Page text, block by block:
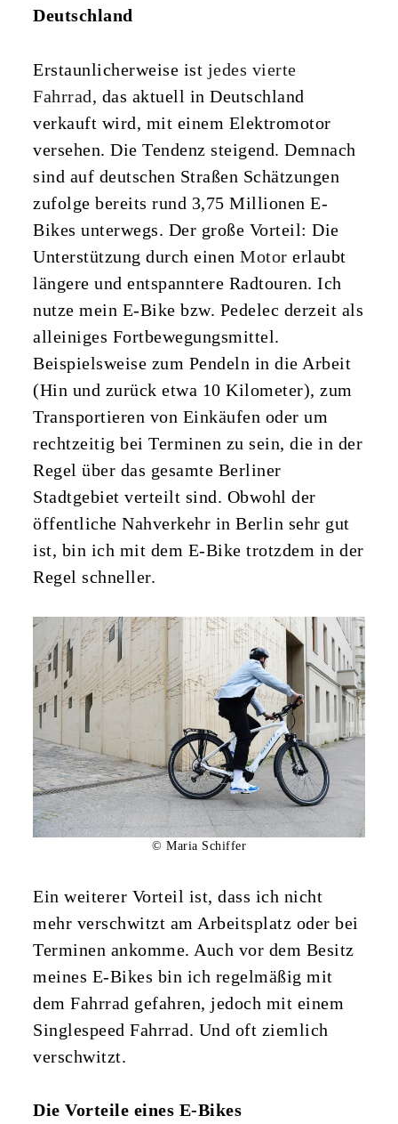
Deutschland
Erstaunlicherweise ist jedes vierte
Fahrrad, das aktuell in Deutschland
verkauft wird, mit einem Elektromotor
versehen. Die Tendenz steigend. Demnach
sind auf deutschen Straßen Schätzungen
zufolge bereits rund 3,75 Millionen E-
Bikes unterwegs. Der große Vorteil: Die
Unterstützung durch einenMotor erlaubt
längere und entspanntere Radtouren. Ich
nutze mein E-Bike bzw. Pedelec derzeit als
alleiniges Fortbewegungsmittel.
Beispielsweise zum Pendeln in die Arbeit
(Hin und zurück etwa 10 Kilometer), zum
Transportieren von Einkäufen oder um
rechtzeitig bei Terminen zu sein, die in der
Regel über das gesamte Berliner
Stadtgebiet verteilt sind. Obwohl der
öffentliche Nahverkehr in Berlin sehr gut
ist, bin ich mit dem E-Bike trotzdem in der
Regel schneller.
© Maria Schiffer
Ein weiterer Vorteil ist, dass ich nicht
mehr verschwitzt am Arbeitsplatz oder bei
Terminen ankomme. Auch vor dem Besitz
meines E-Bikes bin ich regelmäßig mit
dem Fahrrad gefahren, jedoch mit einem
Singlespeed Fahrrad. Und oft ziemlich
verschwitzt.
Die Vorteile eines E-Bikes